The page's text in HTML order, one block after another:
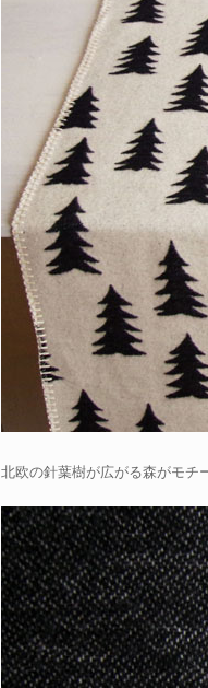
北欧の針葉樹が広がる森がモチ